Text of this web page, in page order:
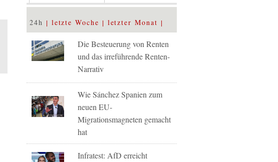
24h letzte Woche letzter Monat
Die Besteuerung von Renten
und das irreführende Renten-
Narrativ
Wie Sánchez Spanien zum
neuen EU-
Migrationsmagneten gemacht
hat
Infratest: AfD erreicht